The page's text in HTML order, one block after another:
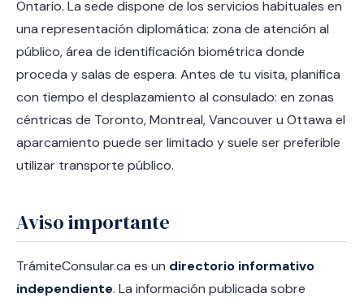
Ontario. La sede dispone de los servicios habituales en
una representación diplomática: zona de atención al
público, área de identificación biométrica donde
proceda y salas de espera. Antes de tu visita, planifica
con tiempo el desplazamiento al consulado: en zonas
céntricas de Toronto, Montreal, Vancouver u Ottawa el
aparcamiento puede ser limitado y suele ser preferible
utilizar transporte público.
Aviso importante
TrámiteConsular.ca es un directorio informativo
independiente. La información publicada sobre